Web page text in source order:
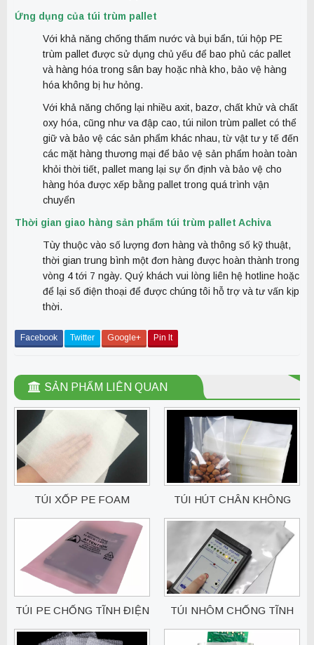
Ứng dụng của túi trùm pallet
Với khả năng chống thấm nước và bụi bẩn, túi hộp PE
trùm pallet được sử dụng chủ yếu để bao phủ các pallet
và hàng hóa trong sân bay hoặc nhà kho, bảo vệ hàng
hóa không bị hư hỏng.
Với khả năng chống lại nhiều axit, bazơ, chất khử và chất
oxy hóa, cũng như va đập cao, túi nilon trùm pallet có thể
giữ và bảo vệ các sản phẩm khác nhau, từ vật tư y tế đến
các mặt hàng thương mại để bảo vệ sản phẩm hoàn toàn
khỏi thời tiết, pallet mang lại sự ổn định và bảo vệ cho
hàng hóa được xếp bằng pallet trong quá trình vận
chuyển
Thời gian giao hàng sản phẩm túi trùm pallet Achiva
Tùy thuộc vào số lượng đơn hàng và thông số kỹ thuật,
thời gian trung bình một đơn hàng được hoàn thành trong
vòng 4 tới 7 ngày. Quý khách vui lòng liên hệ hotline hoặc
để lại số điện thoại để được chúng tôi hỗ trợ và tư vấn kịp
thời.
Facebook Twitter Google+ Pin It
SẢN PHẨM LIÊN QUAN
TÚI XỐP PE FOAM TÚI HÚT CHÂN KHÔNG
TÚI PE CHỐNG TĨNH ĐIỆN
TÚI NHÔM CHỐNG TĨNH